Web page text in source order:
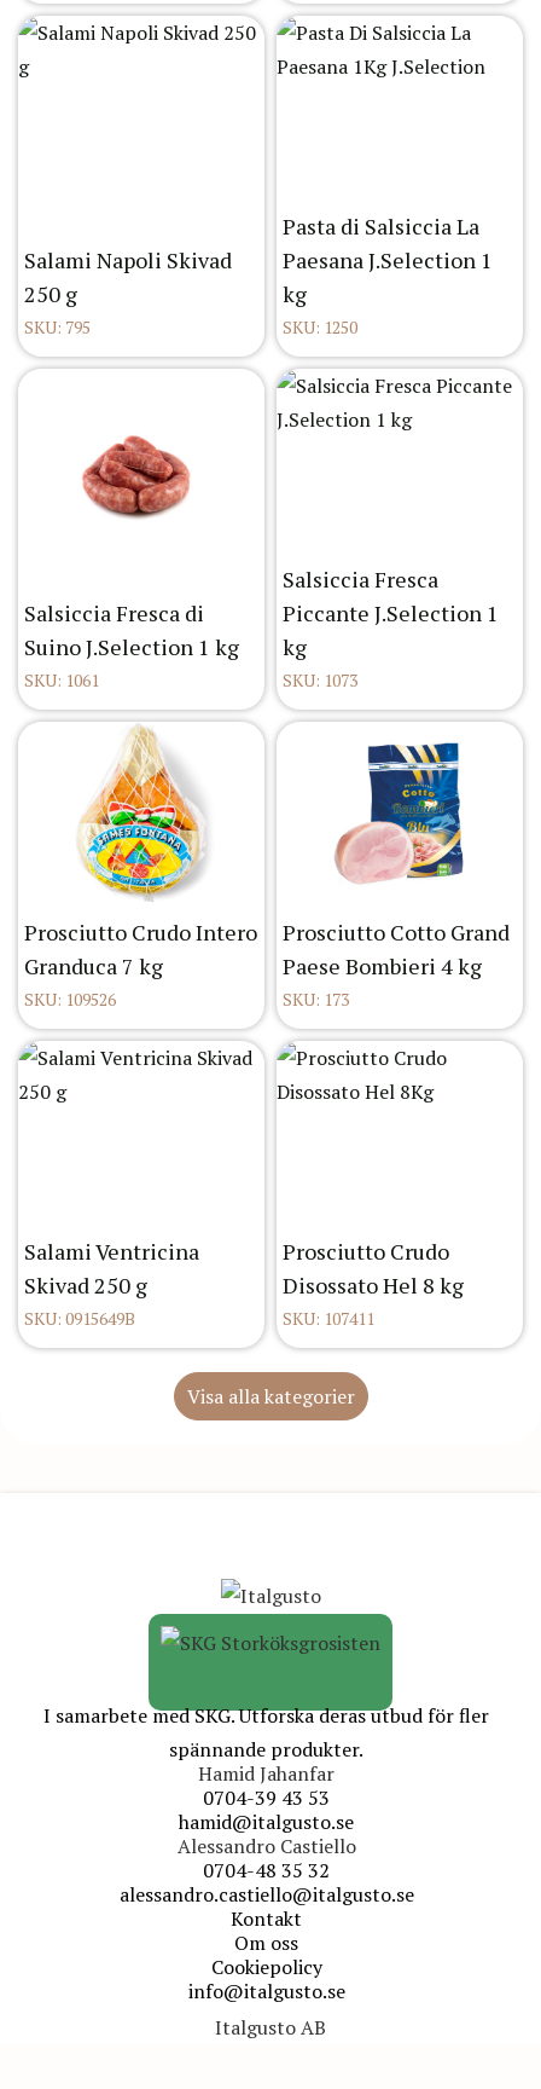
Salami Napoli Skivad
250 g
SKU: 795
Pasta di Salsiccia La
Paesana J.Selection 1
kg
SKU: 1250
Salsiccia Fresca di
Suino J.Selection 1 kg
SKU: 1061
Salsiccia Fresca
Piccante J.Selection 1
kg
SKU: 1073
Prosciutto Crudo Intero
Granduca 7 kg
SKU: 109526
Prosciutto Cotto Grand
Paese Bombieri 4 kg
SKU: 173
Salami Ventricina
Skivad 250 g
SKU: 0915649B
Prosciutto Crudo
Disossato Hel 8 kg
SKU: 107411
Visa alla kategorier
I samarbete med SKG. Utforska deras utbud för fler
spännande produkter.
Hamid Jahanfar
0704-39 43 53
hamid@italgusto.se
Alessandro Castiello
0704-48 35 32
alessandro.castiello@italgusto.se
Kontakt
Om oss
Cookiepolicy
info@italgusto.se
Italgusto AB